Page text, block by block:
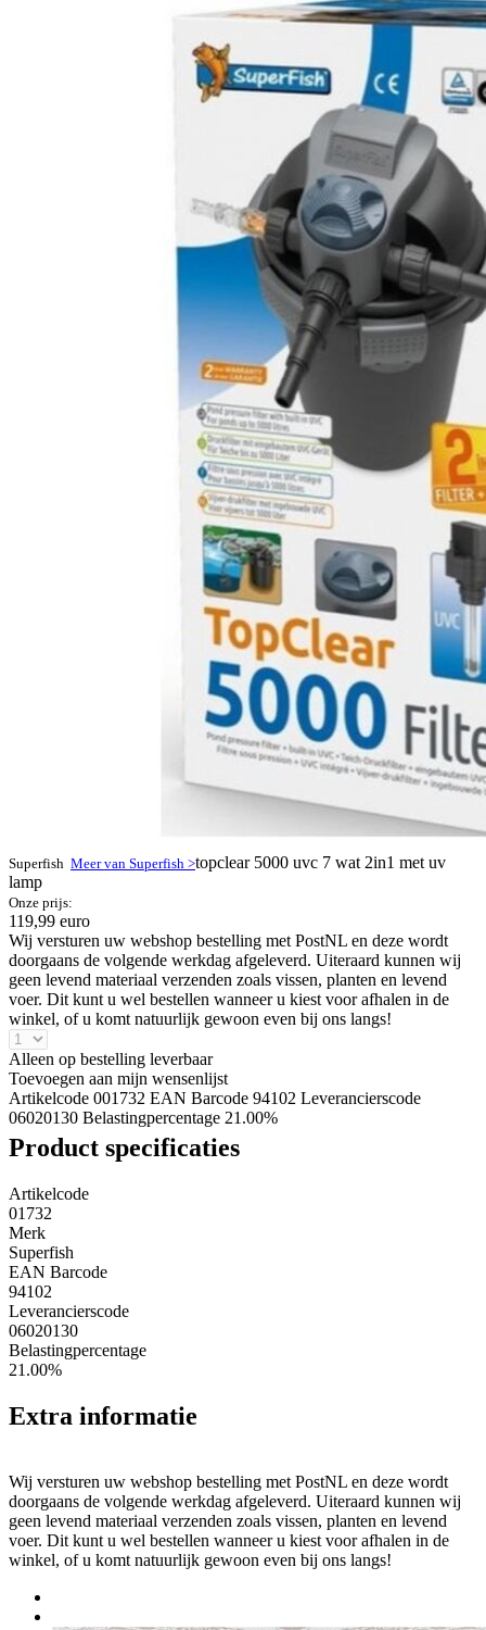
Superfish Meer van Superfish >topclear 5000 uvc 7 wat 2in1 met uv
lamp
Onze prijs:
119,99 euro
Wij versturen uw webshop bestelling met PostNL en deze wordt
doorgaans de volgende werkdag afgeleverd. Uiteraard kunnen wij
geen levend materiaal verzenden zoals vissen, planten en levend
voer. Dit kunt u wel bestellen wanneer u kiest voor afhalen in de
winkel, of u komt natuurlijk gewoon even bij ons langs!
Alleen op bestelling leverbaar
Toevoegen aan mijn wensenlijst
Artikelcode 001732 EAN Barcode 94102 Leverancierscode
06020130 Belastingpercentage 21.00%
Product specificaties
Artikelcode
01732
Merk
Superfish
EAN Barcode
94102
Leverancierscode
06020130
Belastingpercentage
21.00%
Extra informatie
Wij versturen uw webshop bestelling met PostNL en deze wordt
doorgaans de volgende werkdag afgeleverd. Uiteraard kunnen wij
geen levend materiaal verzenden zoals vissen, planten en levend
voer. Dit kunt u wel bestellen wanneer u kiest voor afhalen in de
winkel, of u komt natuurlijk gewoon even bij ons langs!